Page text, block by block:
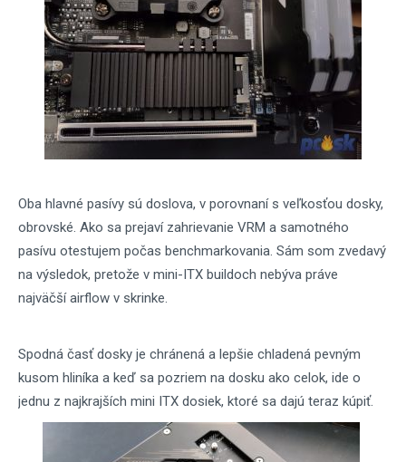
Oba hlavné pasívy sú doslova, v porovnaní s veľkosťou dosky,
obrovské. Ako sa prejaví zahrievanie VRM a samotného
pasívu otestujem počas benchmarkovania. Sám som zvedavý
na výsledok, pretože v mini-ITX buildoch nebýva práve
najväčší airflow v skrinke.
Spodná časť dosky je chránená a lepšie chladená pevným
kusom hliníka a keď sa pozriem na dosku ako celok, ide o
jednu z najkrajších mini ITX dosiek, ktoré sa dajú teraz kúpiť.